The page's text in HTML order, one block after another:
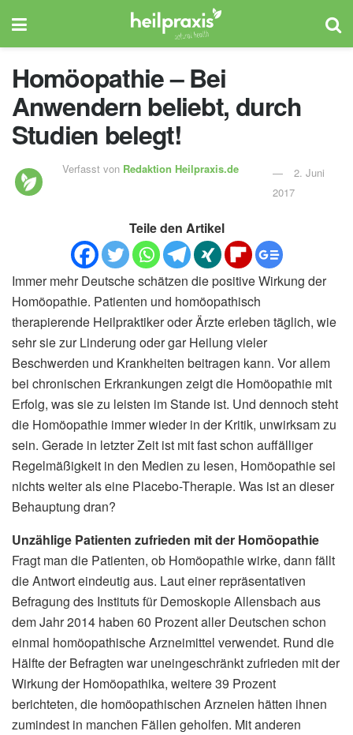
Homöopathie – Bei
Anwendern beliebt, durch
Studien belegt!
Verfasst von Redaktion Heilpraxis.de
2. Juni
2017
Teile den Artikel
Immer mehr Deutsche schätzen die positive Wirkung der
Homöopathie. Patienten und homöopathisch
therapierende Heilpraktiker oder Ärzte erleben täglich, wie
sehr sie zur Linderung oder gar Heilung vieler
Beschwerden und Krankheiten beitragen kann. Vor allem
bei chronischen Erkrankungen zeigt die Homöopathie mit
Erfolg, was sie zu leisten im Stande ist. Und dennoch steht
die Homöopathie immer wieder in der Kritik, unwirksam zu
sein. Gerade in letzter Zeit ist mit fast schon auffälliger
Regelmäßigkeit in den Medien zu lesen, Homöopathie sei
nichts weiter als eine Placebo-Therapie. Was ist an dieser
Behauptung dran?
Unzählige Patienten zufrieden mit der Homöopathie
Fragt man die Patienten, ob Homöopathie wirke, dann fällt
die Antwort eindeutig aus. Laut einer repräsentativen
Befragung des Instituts für Demoskopie Allensbach aus
dem Jahr 2014 haben 60 Prozent aller Deutschen schon
einmal homöopathische Arzneimittel verwendet. Rund die
Hälfte der Befragten war uneingeschränkt zufrieden mit der
Wirkung der Homöopathika, weitere 39 Prozent
berichteten, die homöopathischen Arzneien hätten ihnen
zumindest in manchen Fällen geholfen. Mit anderen